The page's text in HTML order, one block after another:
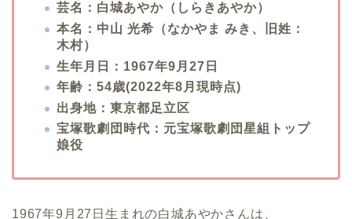
芸名：白城あやか（しらきあやか）
本名：中山 光希（なかやま みき、旧姓：
木村）
生年月日：1967年9月27日
年齢：54歳(2022年8月現時点)
出身地：東京都足立区
宝塚歌劇団時代：元宝塚歌劇団星組トップ
娘役
1967年9月27日生まれの白城あやかさんは、